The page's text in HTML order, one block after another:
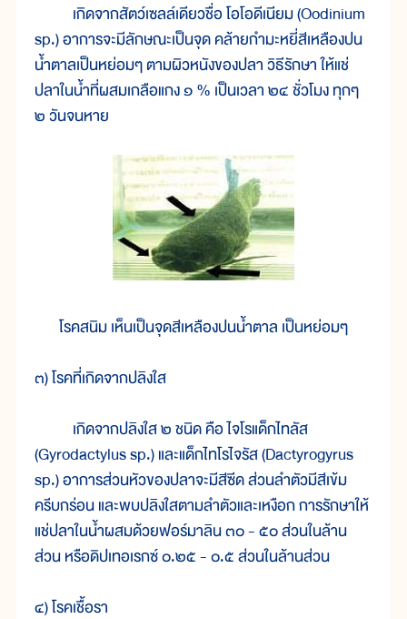
เกิดจากสัตว์เซลล์เดียวชื่อ โอโอดีเนียม (Oodinium
sp.) อาการจะมีลักษณะเป็นจุด คล้ายกำมะหยี่สีเหลืองปน
น้ำตาลเป็นหย่อมๆ ตามผิวหนังของปลา วิธีรักษา ให้แช่
ปลาในน้ำที่ผสมเกลือแกง ๑ % เป็นเวลา ๒๔ ชั่วโมง ทุกๆ
๒ วันจนหาย
โรคสนิม เห็นเป็นจุดสีเหลืองปนน้ำตาล เป็นหย่อมๆ
๓) โรคที่เกิดจากปลิงใส
เกิดจากปลิงใส ๒ ชนิด คือ ไจโรแด็กไทลัส
(Gyrodactylus sp.) และแด็กไทโรไจรัส (Dactyrogyrus
sp.) อาการส่วนหัวของปลาจะมีสีซีด ส่วนลำตัวมีสีเข้ม
ครีบกร่อน และพบปลิงใสตามลำตัวและเหงือก การรักษาให้
แช่ปลาในน้ำผสมด้วยฟอร์มาลิน ๓๐ - ๕๐ ส่วนในล้าน
ส่วน หรือดิปเทอเรกซ์ ๐.๒๕ - ๐.๕ ส่วนในล้านส่วน
๔) โรคเชื้อรา